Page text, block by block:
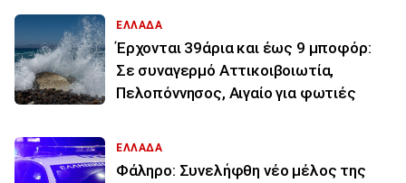
ΕΛΛΑΔΑ
Έρχονται 39άρια και έως 9 μποφόρ:
Σε συναγερμό Αττικοιβοιωτία,
Πελοπόννησος, Αιγαίο για φωτιές
ΕΛΛΑΔΑ
Φάληρο: Συνελήφθη νέο μέλος της